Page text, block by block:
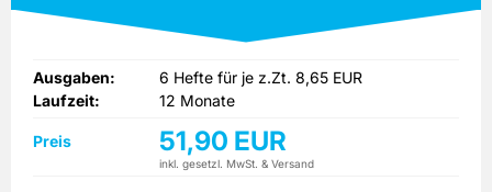
Ausgaben:
6 Hefte für je z.Zt. 8,65 EUR
Laufzeit:
12 Monate
Preis 51,90 EUR
inkl. gesetzl. MwSt. & Versand